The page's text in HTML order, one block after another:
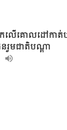
ើគោលដៅកាត់
រួមជាតិបណ្ដា